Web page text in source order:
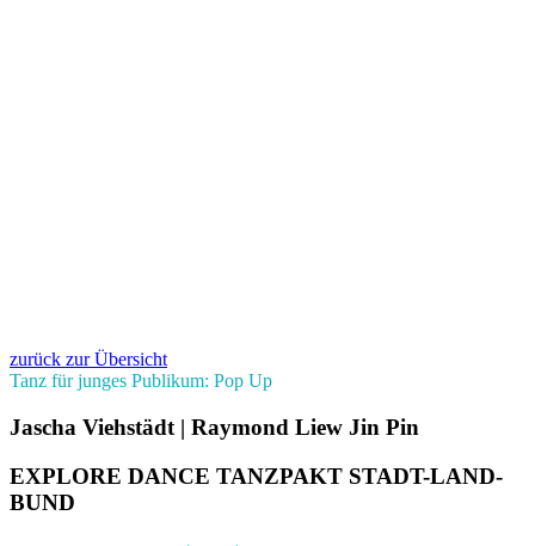
zurück zur Übersicht
Tanz für junges Publikum: Pop Up
Jascha Viehstädt | Raymond Liew Jin Pin
EXPLORE DANCE TANZPAKT STADT-LAND-
BUND